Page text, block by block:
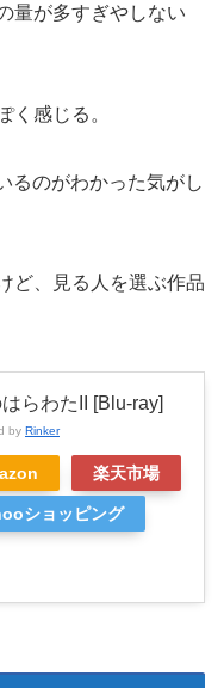
量が多すぎやしない
く感じる。
るのがわかった気がし
ど、見る人を選ぶ作品
らわたII [Blu-ray]
by Rinker
楽天市場
ショッピング